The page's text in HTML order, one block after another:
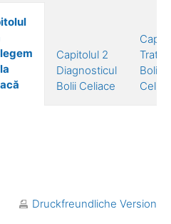
Capitolul 2
Diagnosticul
Bolii Celiace
Bolii
Druckfreundliche Version